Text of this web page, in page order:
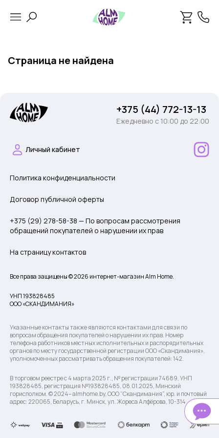
Страница не найдена
+375 (44) 772-13-13
Ежедневно c 10:00 до 22:00
Личный кабинет
Политика конфиденциальности
Договор публичной оферты
+375 (29) 278-58-38 — По вопросам рассмотрения
обращений покупателей о нарушении их прав
На страницу контактов
Все права защищены © 2026 интернет-магазин Alm Home.
УНП 193828485
ООО «СКАНДИМАНИЯ»
Указанные контакты также являются контактами для связи по
вопросам обращения покупателей о нарушении их прав. Номер
телефона работников местных исполнительных и распорядительных
органов по месту государственной регистрации ООО «Скандимания»,
уполномоченных рассматривать обращения покупателей: 142.
В торговом реестре с 4 марта 2025 г., № регистрации 74689, УНП
193828485, регистрация №193828485, 08.01.2025, Минский
горисполком. © 2024– almhome.by, ООО “Скандимания”, юр. и почтовый
адрес: 220065, Беларусь, г. Минск, ул. Жореса Алфёрова, 10-314